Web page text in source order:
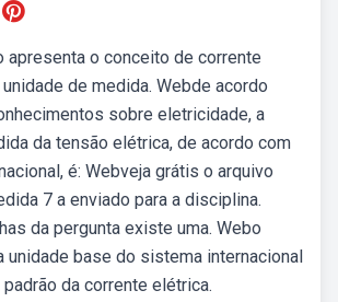
apresenta o conceito de corrente
de medida. Webde acordo
sobre eletricidade, a
da tensão elétrica, de acordo com
é: Webveja grátis o arquivo
7 a enviado para a disciplina.
da pergunta existe uma. Webo
unidade base do sistema internacional
da corrente elétrica.